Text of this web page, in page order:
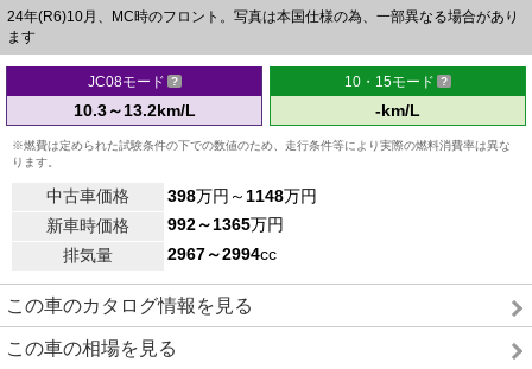
24年(R6)10月、MC時のフロント。写真は本国仕様の為、一部異なる場合があり
ます
JC08モード
10.3～13.2km/L
10・15モード
-km/L
※燃費は定められた試験条件の下での数値のため、走行条件等により実際の燃料消費率は異な
ります。
中古車価格 398万円～1148万円
新車時価格
992～1365万円
排気量
2967～2994cc
この車のカタログ情報を見る
この車の相場を見る